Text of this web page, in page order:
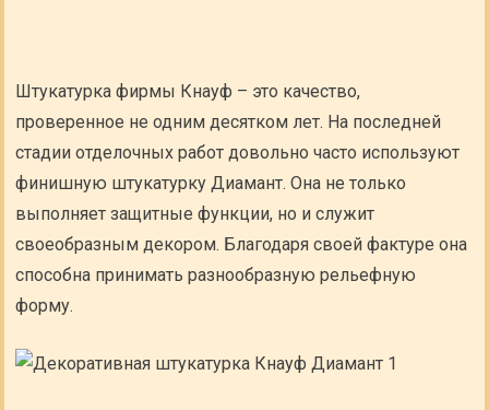
Штукатурка фирмы Кнауф – это качество,
проверенное не одним десятком лет. На последней
стадии отделочных работ довольно часто используют
финишную штукатурку Диамант. Она не только
выполняет защитные функции, но и служит
своеобразным декором. Благодаря своей фактуре она
способна принимать разнообразную рельефную
форму.